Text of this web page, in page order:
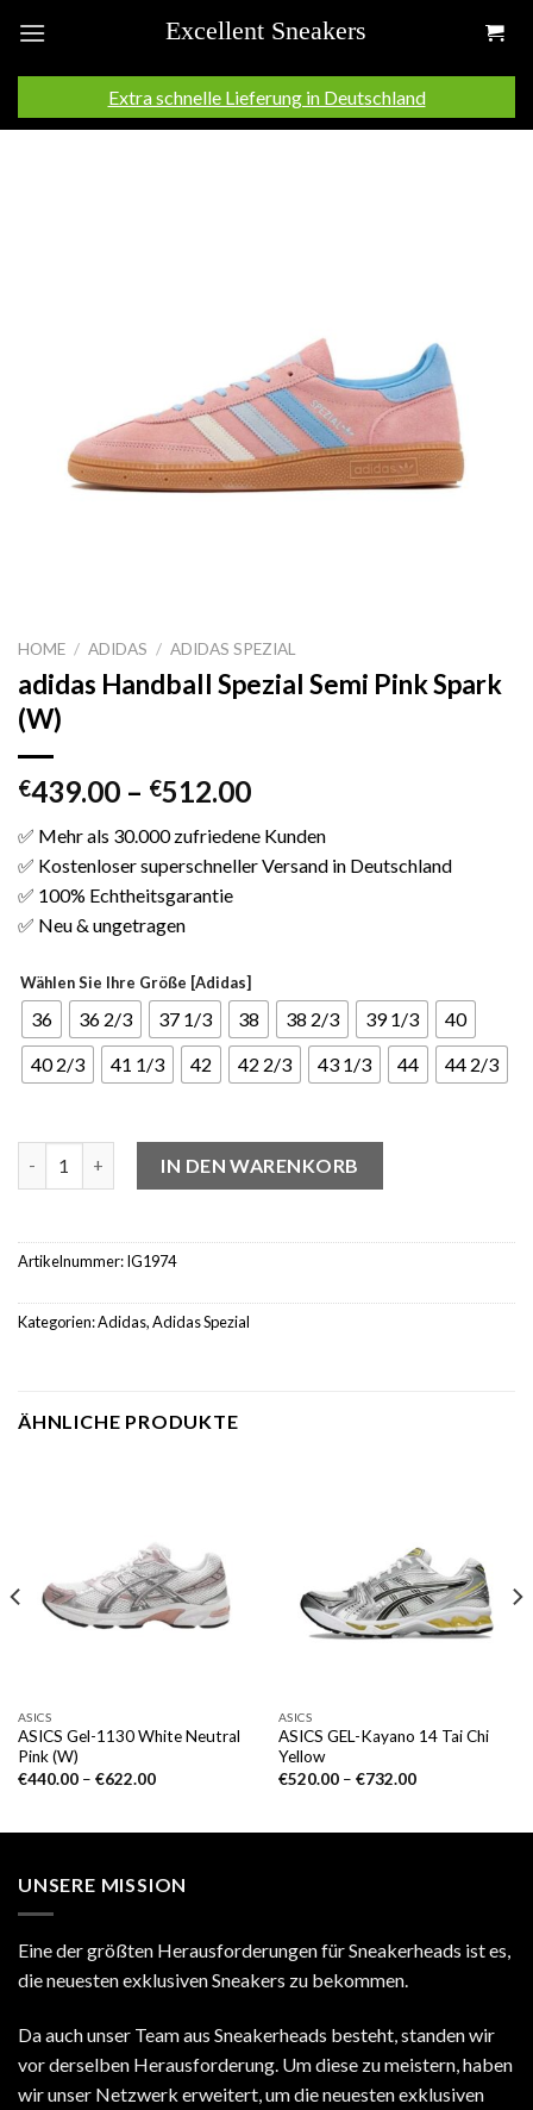
content
Extra schnelle Lieferung in Deutschland
HOME / ADIDAS / ADIDAS SPEZIAL
adidas Handball Spezial Semi Pink Spark
(W)
€439.00 – €512.00
✅ Mehr als 30.000 zufriedene Kunden
✅ Kostenloser superschneller Versand in Deutschland
✅ 100% Echtheitsgarantie
✅ Neu & ungetragen
Wählen Sie Ihre Größe [Adidas]
36 36 2/3 37 1/3 38 38 2/3 39 1/3
40
40 2/3
41 1/3 42 42 2/3 43 1/3 44 44 2/3
IN DEN WARENKORB
Artikelnummer:IG1974
Kategorien:Adidas,Adidas Spezial
ÄHNLICHE PRODUKTE
ASICS
ASICS Gel-1130 White Neutral
Pink (W)
€440.00– €622.00
ASICS
ASICS GEL-Kayano 14 Tai Chi
Yellow
€520.00– €732.00
UNSERE MISSION
Eine der größten Herausforderungen für Sneakerheads ist es,
die neuesten exklusiven Sneakers zu bekommen.
Da auch unser Team aus Sneakerheads besteht, standen wir
vor derselben Herausforderung. Um diese zu meistern, haben
wir unser Netzwerk erweitert, um die neuesten exklusiven